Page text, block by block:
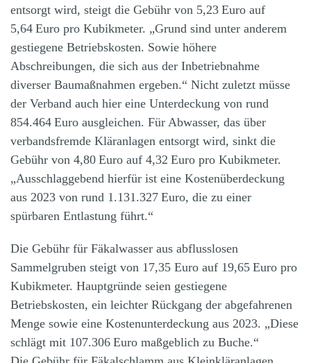
entsorgt wird, steigt die Gebühr von 5,23 Euro auf
5,64 Euro pro Kubikmeter. „Grund sind unter anderem
gestiegene Betriebskosten. Sowie höhere
Abschreibungen, die sich aus der Inbetriebnahme
diverser Baumaßnahmen ergeben.“ Nicht zuletzt müsse
der Verband auch hier eine Unterdeckung von rund
854.464 Euro ausgleichen. Für Abwasser, das über
verbandsfremde Kläranlagen entsorgt wird, sinkt die
Gebühr von 4,80 Euro auf 4,32 Euro pro Kubikmeter.
„Ausschlaggebend hierfür ist eine Kostenüberdeckung
aus 2023 von rund 1.131.327 Euro, die zu einer
spürbaren Entlastung führt.“
Die Gebühr für Fäkalwasser aus abflusslosen
Sammelgruben steigt von 17,35 Euro auf 19,65 Euro pro
Kubikmeter. Hauptgründe seien gestiegene
Betriebskosten, ein leichter Rückgang der abgefahrenen
Menge sowie eine Kostenunterdeckung aus 2023. „Diese
schlägt mit 107.306 Euro maßgeblich zu Buche.“